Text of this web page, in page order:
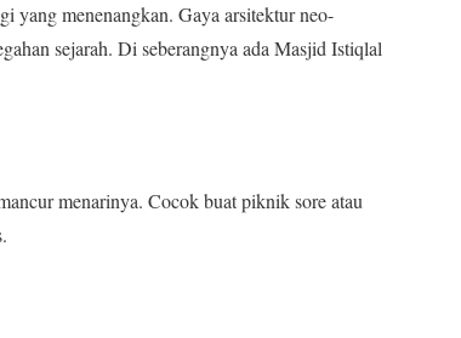
yang menenangkan. Gaya arsitektur neo-
sejarah. Di seberangnya ada Masjid Istiqlal
menarinya. Cocok buat piknik sore atau